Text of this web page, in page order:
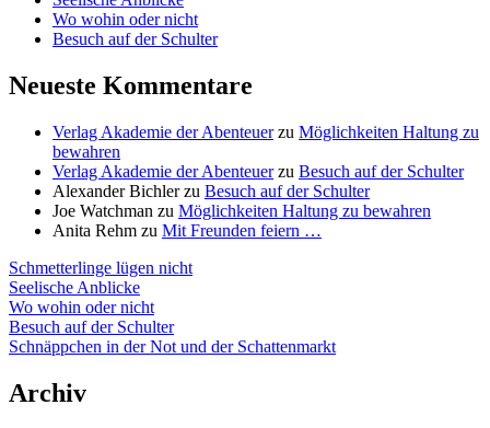
Wo wohin oder nicht
Besuch auf der Schulter
Neueste Kommentare
Verlag Akademie der Abenteuerzu Möglichkeiten Haltung zu
bewahren
Verlag Akademie der Abenteuerzu Besuch auf der Schulter
Alexander Bichlerzu Besuch auf der Schulter
Joe Watchman zu Möglichkeiten Haltung zu bewahren
Anita Rehm zu Mit Freunden feiern …
Schmetterlinge lügen nicht
Seelische Anblicke
Wo wohin oder nicht
Besuch auf der Schulter
Schnäppchen in der Not und der Schattenmarkt
Archiv